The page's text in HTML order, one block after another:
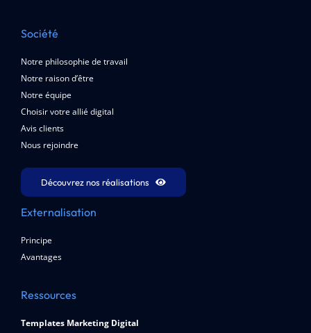
Société
Notre philosophie de travail
Notre raison d’être
Notre équipe
Choisir votre allié digital
Avis clients
Nous rejoindre
Découvrez nos réalisations
Externalisation
Principe
Avantages
Ressources
Templates Marketing Digital